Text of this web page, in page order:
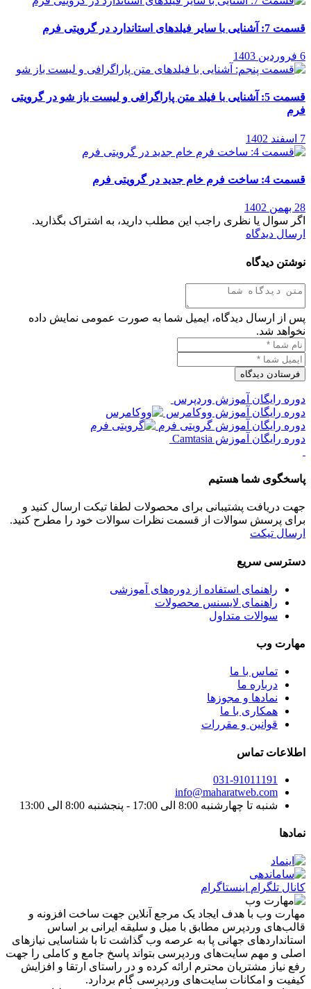
قسمت 7: آشنایی با سایر فیلدهای استاندارد در گرویتی فرم
6 فروردین 1403
قسمت 5: آشنایی با فیلد متن پاراگرافی و لیست باز شو در گرویتی
فرم
7 اسفند 1402
قسمت 4: ساخت فرم خام جدید در گرویتی فرم
28 بهمن 1402
اگر سوال یا نظری راجب این مطلب دارید، به اشتراک بگذارید.
ارسال دیدگاه
نوشتن دیدگاه
پس از ارسال دیدگاه، ایمیل شما به صورت عمومی نمایش داده
نخواهد شد.
دوره رایگان آموزش وردپرس
دوره رایگان آموزش ووکامرس
دوره رایگان آموزش گرویتی فرم
دوره رایگان آموزش Camtasia
پاسخگوی شما هستیم
جهت دریافت پشتیبانی برای محصولات لطفا تیکت ارسال کنید و
برای پرسش سوالات از قسمت نظرات سوالات خود را مطرح کنید.
ارسال تیکت
دسترسی سریع
راهنمای استفاده از دوره‌های آموزشی
راهنمای لایسنس محصولات
سوالات متداول
مهارت وب
تماس با ما
درباره ما
نماد‌ها و مجوزها
همکاری با ما
قوانین و مقررات
اطلاعات تماس
031-91011191
info@maharatweb.com
شنبه تا چهارشنبه 8:00 الی 17:00 - پنجشنبه 8:00 الی 13:00
نمادها
کانال تلگرام اینستاگرام
مهارت وب با هدف ایجاد یک مرجع آنلاین جهت ساخت افزونه و
قالب‌های وردپرس مطابق با میل و سلیقه ایرانی بر اساس
استانداردهای جهانی پا به عرصه وب گذاشت تا با شناسایی نیازهای
اصلی و مهم سایت‌های وردپرسی بتواند پاسخ جامع و کاملی را جهت
رفع نیاز مشتریان محترم ارائه کرده و در راستای ارتقا و افزایش
کیفیت و امکانات سایت‌های وردپرسی گام بردارد.